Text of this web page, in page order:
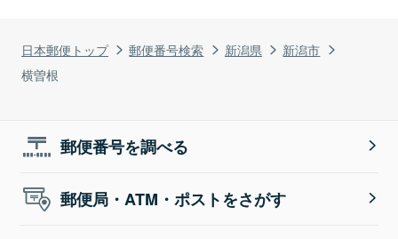
日本郵便トップ 郵便番号検索 新潟県
新潟市
横曽根
郵便番号を調べる
郵便局・ATM・ポストをさがす